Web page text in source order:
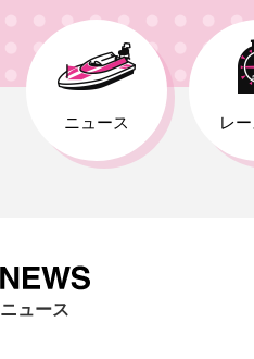
ニュース レ
ニュース